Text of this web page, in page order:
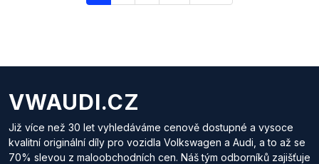
VWAUDI.CZ
Již více než 30 let vyhledáváme cenově dostupné a vysoce
kvalitní originální díly pro vozidla Volkswagen a Audi, a to až se
70% slevou z maloobchodních cen. Náš tým odborníků zajišťuje